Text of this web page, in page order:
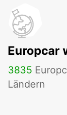
Europcar
3835
Ländern